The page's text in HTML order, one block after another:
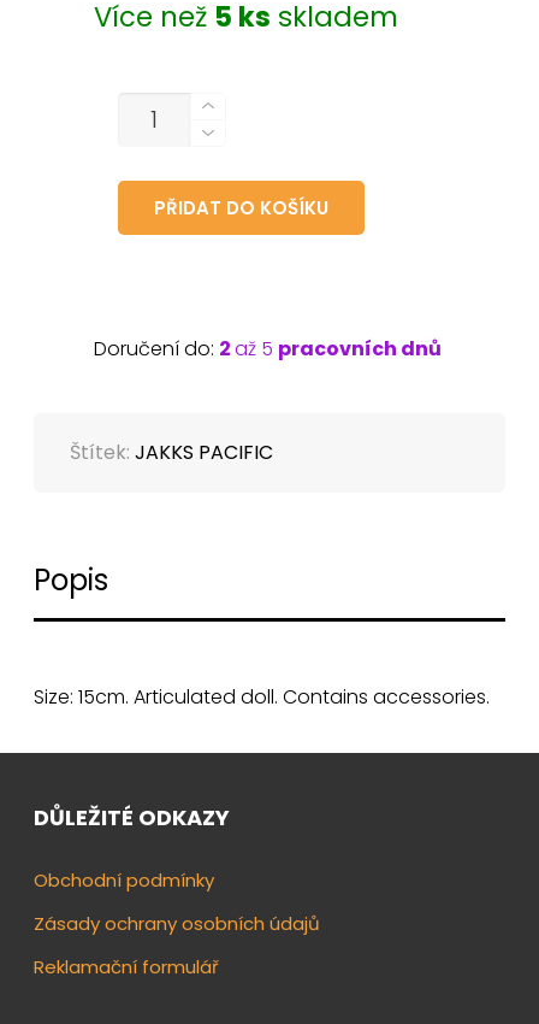
Více než 5 ks skladem
MNOŽSTVÍ
PŘIDAT DO KOŠÍKU
Doručení do: 2až 5 pracovních dnů
Štítek:JAKKS PACIFIC
Popis
Size: 15cm. Articulated doll. Contains accessories.
DŮLEŽITÉ ODKAZY
Obchodní podmínky
Zásady ochrany osobních údajů
Reklamační formulář